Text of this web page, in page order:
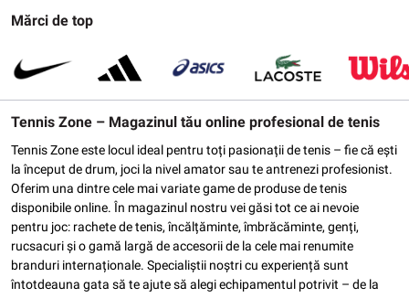
Mărci de top
Tennis Zone – Magazinul tău online profesional de tenis
Tennis Zone este locul ideal pentru toți pasionații de tenis – fie că ești
la început de drum, joci la nivel amator sau te antrenezi profesionist.
Oferim una dintre cele mai variate game de produse de tenis
disponibile online. În magazinul nostru vei găsi tot ce ai nevoie
pentru joc: rachete de tenis, încălțăminte, îmbrăcăminte, genți,
rucsacuri și o gamă largă de accesorii de la cele mai renumite
branduri internaționale. Specialiștii noștri cu experiență sunt
întotdeauna gata să te ajute să alegi echipamentul potrivit – de la